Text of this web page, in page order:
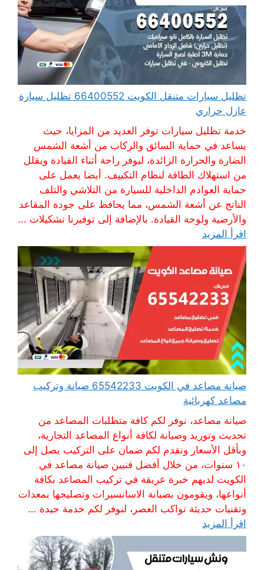
تظليل سيارات متنقل الكويت 66400552 تظليل سيارة
عازل حراري
خدمة تظليل سيارات توفر العديد من المزايا، حيث
يساعد في حماية السائق والركاب من أشعة الشمس
الضارة والحرارة الزائدة، ليوفر راحة أثناء القيادة ويقلل
من استهلاك الطاقة لنظام التكييف. أيضا يعمل على
حماية العوادم الداخلية للسيارة من التلاشي والتلف
الناتج عن أشعة الشمس، مما يحافظ على جودة المقاعد
والأرضية ولوحة القيادة. بالإضافة إلى توفيرنا تشكيلات ...
اقرأ المزيد
صيانة مصاعد في الكويت 65542233 صيانة وتركيب
مصاعد كهربائية
صيانة مصاعد، نوفر لكم كافة متطلبات المصاعد من
تحديث وتوريد وصيانة لكافة أنواع المصاعد التجارية،
وبأقل الأسعار ونقدم لكم ضمان على التركيب يصل إلى
١٠ سنوات، من خلال أفضل فنيين صيانة مصاعد في
الكويت لديهم خبرة عريقة في تركيب المصاعد بكافة
أنواعها، ويقومون بصيانة الاسانسيرات وتصليحها بمعدات
وتقنيات حديثة تواكب العصر، لنوفر لكم خدمة جيدة ...
اقرأ المزيد